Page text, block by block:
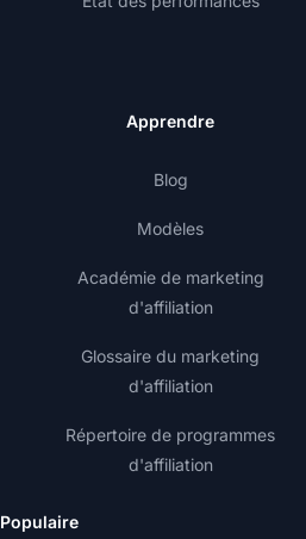
Apprendre
Blog
Modèles
Académie de marketing
d'affiliation
Glossaire du marketing
d'affiliation
Répertoire de programmes
d'affiliation
Populaire